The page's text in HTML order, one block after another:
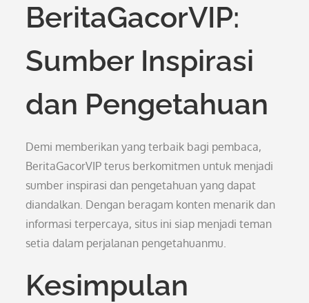
BeritaGacorVIP:
Sumber Inspirasi
dan Pengetahuan
Demi memberikan yang terbaik bagi pembaca,
BeritaGacorVIP terus berkomitmen untuk menjadi
sumber inspirasi dan pengetahuan yang dapat
diandalkan. Dengan beragam konten menarik dan
informasi terpercaya, situs ini siap menjadi teman
setia dalam perjalanan pengetahuanmu.
Kesimpulan